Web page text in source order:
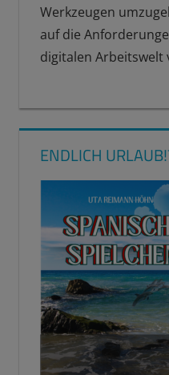
Werkzeugen
auf die
digitalen Arbeitswelt
ENDLICH